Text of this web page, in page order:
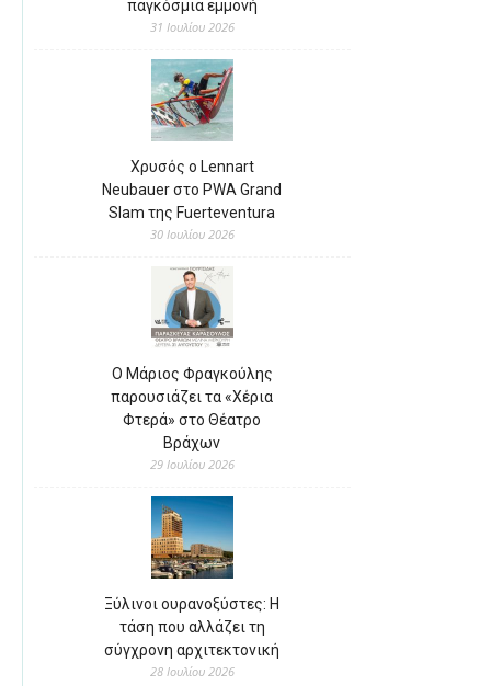
παγκόσμια εμμονή
31 Ιουλίου 2026
Χρυσός ο Lennart
Neubauer στο PWA Grand
Slam της Fuerteventura
30 Ιουλίου 2026
Ο Μάριος Φραγκούλης
παρουσιάζει τα «Χέρια
Φτερά» στο Θέατρο
Βράχων
29 Ιουλίου 2026
Ξύλινοι ουρανοξύστες: Η
τάση που αλλάζει τη
σύγχρονη αρχιτεκτονική
28 Ιουλίου 2026